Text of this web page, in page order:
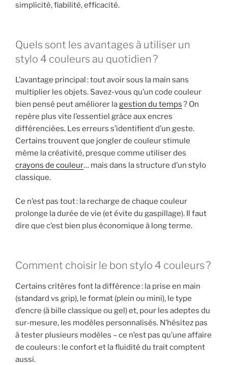
simplicité, fiabilité, efficacité.
Quels sont les avantages à utiliser un
stylo 4 couleurs au quotidien ?
L’avantage principal : tout avoir sous la main sans
multiplier les objets. Savez-vous qu’un code couleur
bien pensé peut améliorer lagestion du temps? On
repère plus vite l’essentiel grâce aux encres
différenciées. Les erreurs s’identifient d’un geste.
Certains trouvent que jongler de couleur stimule
même la créativité, presque comme utiliser des
crayons de couleur… mais dans la structure d’un stylo
classique.
Ce n’est pas tout : la recharge de chaque couleur
prolonge la durée de vie (et évite du gaspillage). Il faut
dire que c’est bien plus économique à long terme.
Comment choisir le bon stylo 4 couleurs ?
Certains critères font la différence : la prise en main
(standard vs grip), le format (plein ou mini), le type
d’encre (à bille classique ou gel) et, pour les adeptes du
sur-mesure, les modèles personnalisés. N’hésitez pas
à tester plusieurs modèles – ce n’est pas qu’une affaire
de couleurs : le confort et la fluidité du trait comptent
aussi.